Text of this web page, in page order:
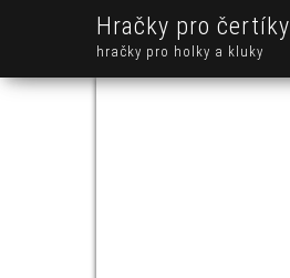
Hračky pro čertíky
hračky pro holky a kluky